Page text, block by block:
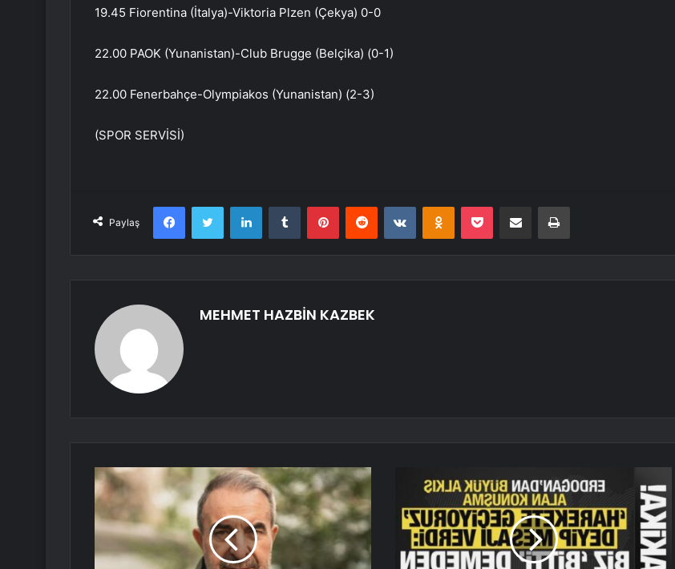
19.45 Fiorentina (İtalya)-Viktoria Plzen (Çekya) 0-0
22.00 PAOK (Yunanistan)-Club Brugge (Belçika) (0-1)
22.00 Fenerbahçe-Olympiakos (Yunanistan) (2-3)
(SPOR SERVİSİ)
Paylaş
FacebookTwitter LinkedInTumblr PinterestReddit VKontakteOdnoklassniki
Pocket E-Posta ile paylaş Yazdır
MEHMET HAZBİN KAZBEK